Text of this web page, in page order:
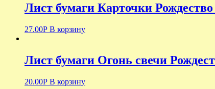
Лист бумаги Карточки
27.00Р В корзину
Лист бумаги Огонь свечи
20.00Р В корзину